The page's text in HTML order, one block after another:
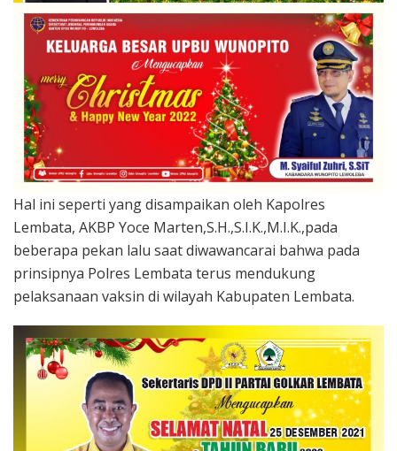
Hal ini seperti yang disampaikan oleh Kapolres
Lembata, AKBP Yoce Marten,S.H.,S.I.K.,M.I.K.,pada
beberapa pekan lalu saat diwawancarai bahwa pada
prinsipnya Polres Lembata terus mendukung
pelaksanaan vaksin di wilayah Kabupaten Lembata.